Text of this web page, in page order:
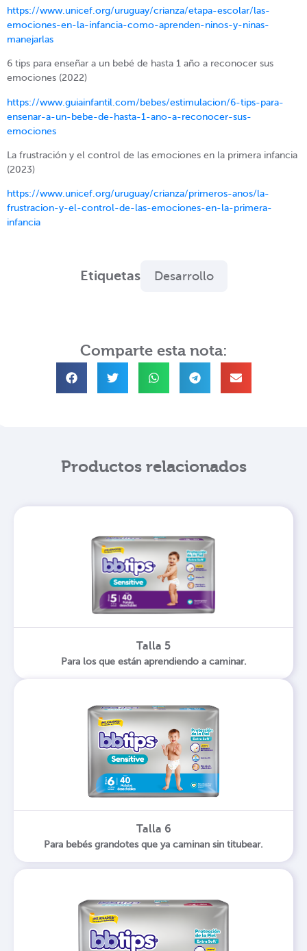
https://www.unicef.org/uruguay/crianza/etapa-escolar/las-
emociones-en-la-infancia-como-aprenden-ninos-y-ninas-
manejarlas
6 tips para enseñar a un bebé de hasta 1 año a reconocer sus
emociones (2022)
https://www.guiainfantil.com/bebes/estimulacion/6-tips-para-
ensenar-a-un-bebe-de-hasta-1-ano-a-reconocer-sus-
emociones
La frustración y el control de las emociones en la primera infancia
(2023)
https://www.unicef.org/uruguay/crianza/primeros-anos/la-
frustracion-y-el-control-de-las-emociones-en-la-primera-
infancia
Etiquetas Desarrollo
Comparte esta nota:
Productos relacionados
Talla 5
Para los que están aprendiendo a caminar.
Talla 6
Para bebés grandotes que ya caminan sin titubear.